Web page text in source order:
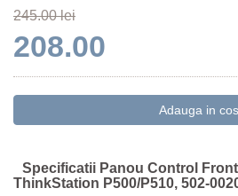
245.00 lei
208.00
Specificatii Panou Control
ThinkStation P500/P510, 502-